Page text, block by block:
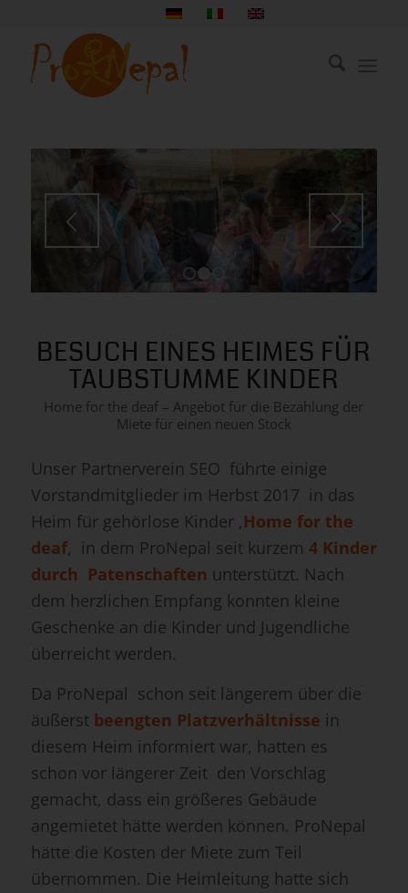
BESUCH EINES HEIMES FÜR
TAUBSTUMME KINDER
Home for the deaf – Angebot für die Bezahlung der
Miete für einen neuen Stock
Unser Partnerverein SEO führte einige
Vorstandmitglieder im Herbst 2017 in das
Heim für gehörlose Kinder ,Home for the
deaf, in dem ProNepal seit kurzem 4 Kinder
durch Patenschaften unterstützt. Nach
dem herzlichen Empfang konnten kleine
Geschenke an die Kinder und Jugendliche
überreicht werden.
Da ProNepal schon seit längerem über die
äußerstbeengten Platzverhältnisse in
diesem Heim informiert war, hatten es
schon vor längerer Zeit den Vorschlag
gemacht, dass ein größeres Gebäude
angemietet hätte werden können. ProNepal
hätte die Kosten der Miete zum Teil
übernommen. Die Heimleitung hatte sich